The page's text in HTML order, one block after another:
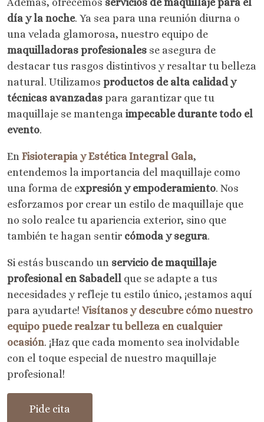
Además, ofrecemos servicios de maquillaje para el
día y la noche. Ya sea para una reunión diurna o
una velada glamorosa, nuestro equipo de
maquilladoras profesionales se asegura de
destacar tus rasgos distintivos y resaltar tu belleza
natural. Utilizamos productos de alta calidad y
técnicas avanzadas para garantizar que tu
maquillaje se mantenga impecable durante todo el
evento.
En Fisioterapia y Estética Integral Gala,
entendemos la importancia del maquillaje como
una forma de expresión y empoderamiento. Nos
esforzamos por crear un estilo de maquillaje que
no solo realce tu apariencia exterior, sino que
también te hagan sentir cómoda y segura.
Si estás buscando un servicio de maquillaje
profesional en Sabadell que se adapte a tus
necesidades y refleje tu estilo único, ¡estamos aquí
para ayudarte! Visítanos y descubre cómo nuestro
equipo puede realzar tu belleza en cualquier
ocasión. ¡Haz que cada momento sea inolvidable
con el toque especial de nuestro maquillaje
profesional!
Pide cita